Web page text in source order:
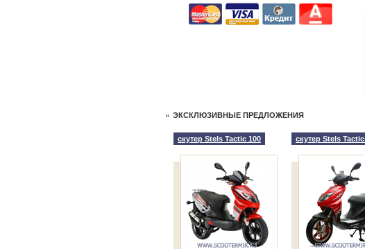
ЭКСКЛЮЗИВНЫЕ ПРЕДЛОЖЕНИЯ
скутер Stels Tactic 100 скутер Stels